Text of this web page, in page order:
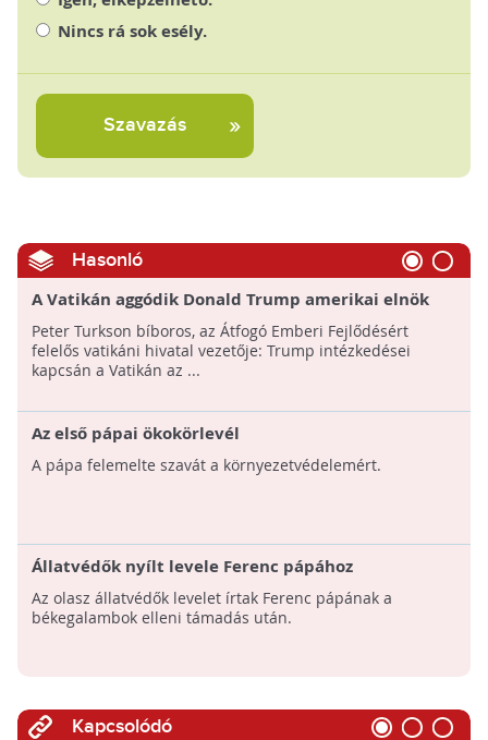
Nincs rá sok esély.
Szavazás
Hasonló
A Vatikán aggódik Donald Trump amerikai elnök
migrációs, egészségügyi és környezetvédelmi
intézkedései miatt
Peter Turkson bíboros, az Átfogó Emberi Fejlődésért
felelős vatikáni hivatal vezetője: Trump intézkedései
kapcsán a Vatikán az ...
Az első pápai ökokörlevél
A pápa felemelte szavát a környezetvédelemért.
Állatvédők nyílt levele Ferenc pápához
Az olasz állatvédők levelet írtak Ferenc pápának a
békegalambok elleni támadás után.
Kapcsolódó